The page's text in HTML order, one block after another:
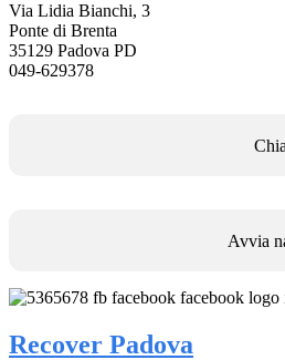
Via Lidia Bianchi, 3
Ponte di Brenta
35129 Padova PD
049-629378
Avvia
Recover Padova